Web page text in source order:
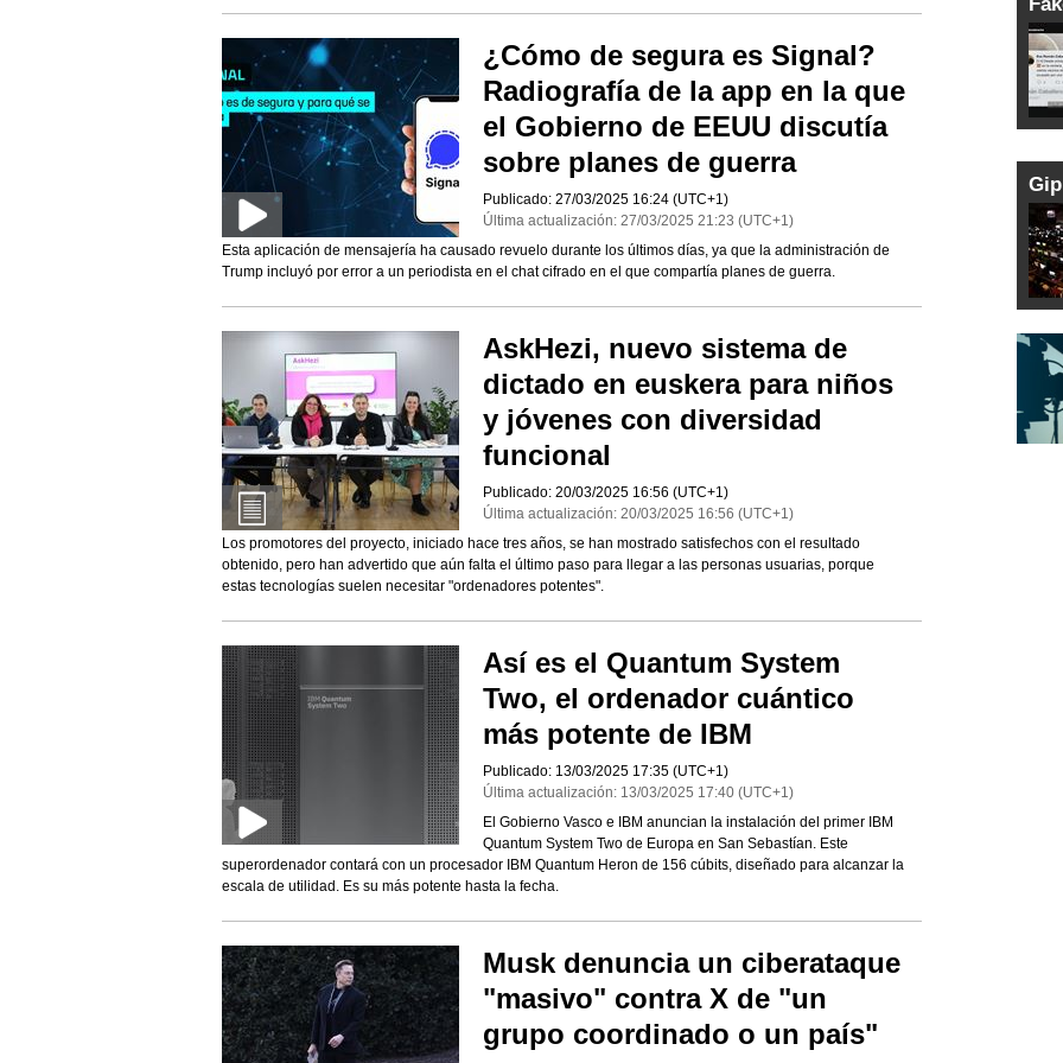
¿Cómo de segura es Signal?
Radiografía de la app en la que
el Gobierno de EEUU discutía
sobre planes de guerra
Publicado: 27/03/2025 16:24 (UTC+1)
Última actualización: 27/03/2025 21:23 (UTC+1)
Esta aplicación de mensajería ha causado revuelo durante los últimos días, ya que la administración de
Trump incluyó por error a un periodista en el chat cifrado en el que compartía planes de guerra.
AskHezi, nuevo sistema de
dictado en euskera para niños
y jóvenes con diversidad
funcional
Publicado: 20/03/2025 16:56 (UTC+1)
Última actualización: 20/03/2025 16:56 (UTC+1)
Los promotores del proyecto, iniciado hace tres años, se han mostrado satisfechos con el resultado
obtenido, pero han advertido que aún falta el último paso para llegar a las personas usuarias, porque
estas tecnologías suelen necesitar "ordenadores potentes".
Así es el Quantum System
Two, el ordenador cuántico
más potente de IBM
Publicado: 13/03/2025 17:35 (UTC+1)
Última actualización: 13/03/2025 17:40 (UTC+1)
El Gobierno Vasco e IBM anuncian la instalación del primer IBM
Quantum System Two de Europa en San Sebastían. Este
superordenador contará con un procesador IBM Quantum Heron de 156 cúbits, diseñado para alcanzar la
escala de utilidad. Es su más potente hasta la fecha.
Musk denuncia un ciberataque
"masivo" contra X de "un
grupo coordinado o un país"